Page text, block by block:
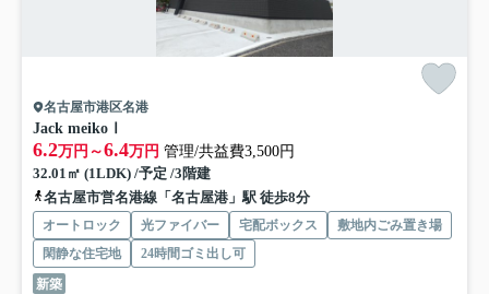
名古屋市港区名港
Jack meikoⅠ
6.2万円～6.4万円 管理/共益費3,500円
32.01㎡ (1LDK) /予定 /3階建
名古屋市営名港線「名古屋港」駅 徒歩8分
オートロック 光ファイバー 宅配ボックス
敷地内ごみ置き場
閑静な住宅地
24時間ゴミ出し可
新築